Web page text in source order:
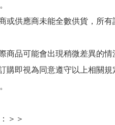
或供應商未能全數供貨，所有
商品可能會出現稍微差異的情
購即視為同意遵守以上相關規
＞＞